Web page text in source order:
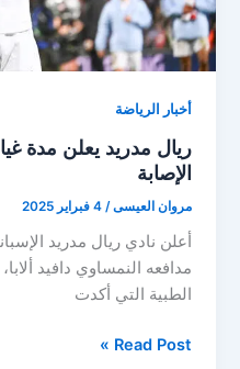
أخبار الرياضة
ريال مدريد يعلن مدة
الإصابة
مروان العيسى/4 فبراير 2025
أعلن نادي ريال مدريد
مدافعه النمساوي دافيد
الطبية التي أكدت
ريال
Read Post »